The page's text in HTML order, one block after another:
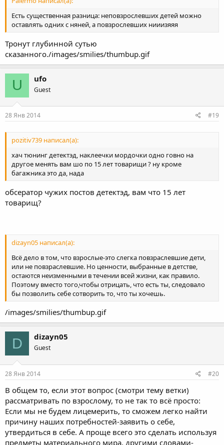
Есть существенная разница: неповзрослевших детей можно
оставлять одних с няней, а повзрослевших нииизяяя
Тронут глубинной сутью
сказанного./images/smilies/thumbup.gif
U ufo
Guest
28 Янв 2014 #19
pozitiv739 написал(а):
хач тюнинг детектэд, наклеечки мордочки одно говно на
другое менять вам шо по 15 лет товарищи ? ну кроме
багажника это да, нада
обсератор чужих постов детектэд, вам что 15 лет
товарищ?
dizayn05 написал(а):
Всё дело в том, что взрослые-это слегка повзраслевшие дети,
или не повзраслевшие. Но ценности, выбранные в детстве,
остаются неизменными в течении всей жизни, как правило.
Поэтому вместо того,чтобы отрицать, что есть ты, следовало
бы позволить себе сотворить то, что ты хочешь.
/images/smilies/thumbup.gif
D dizayn05
Guest
28 Янв 2014 #20
В общем то, если этот вопрос (смотри тему ветки)
рассматривать по взрослому, то не так то всё просто:
Если мы не будем лицемерить, то сможем легко найти
причину наших потребностей-заявить о себе,
утвердиться в себе. А проще всего это сделать используя
предметы материального мира, другими словами-